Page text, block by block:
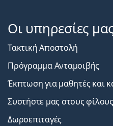
Οι υπηρεσίες
Τακτική Αποστολή
Πρόγραμμα Ανταμοιβής
Έκπτωση για μαθητές και
Συστήστε μας στους
Δωροεπιταγές